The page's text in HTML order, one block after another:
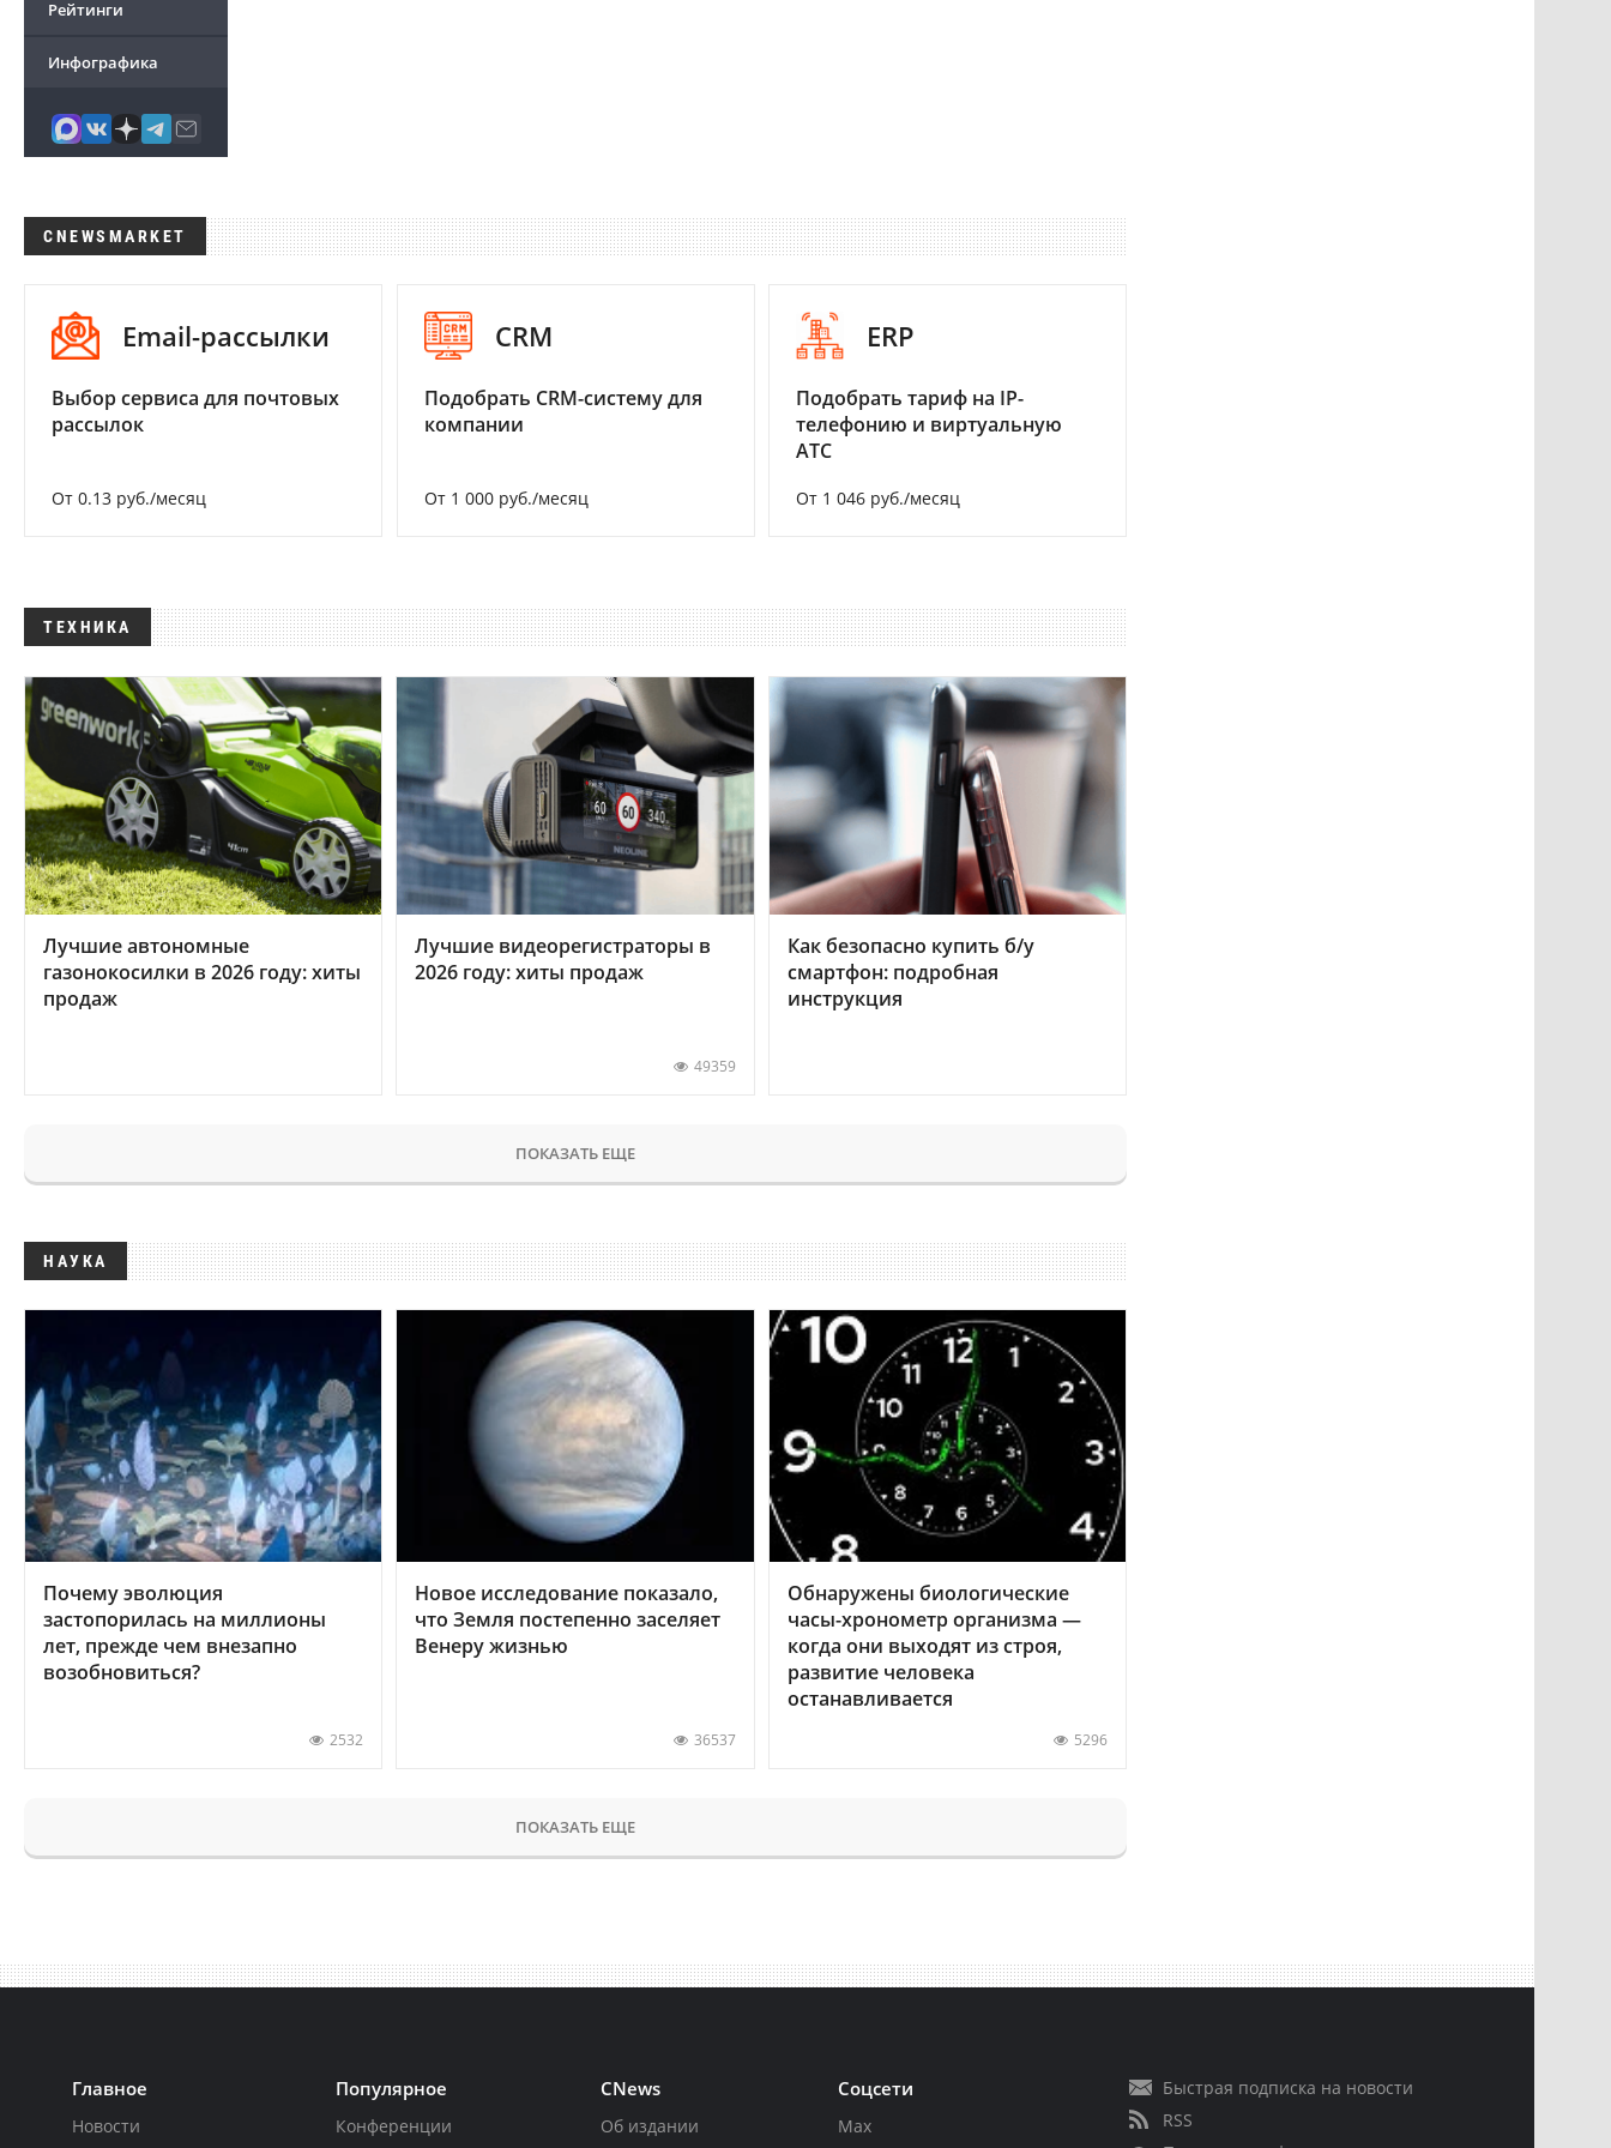
Рейтинги
Инфографика
CNEWSMARKET
Email-рассылки
Выбор сервиса для почтовых
рассылок
От 0.13 руб./месяц
CRM
Подобрать CRM-систему для
компании
От 1 000 руб./месяц
ERP
Подобрать тариф на IP-
телефонию и виртуальную
АТС
От 1 046 руб./месяц
ТЕХНИКА
Лучшие автономные
газонокосилки в 2026 году: хиты
продаж
Лучшие видеорегистраторы в
2026 году: хиты продаж
49359
Как безопасно купить б/у
смартфон: подробная
инструкция
ПОКАЗАТЬ ЕЩЕ
НАУКА
Почему эволюция
застопорилась на миллионы
лет, прежде чем внезапно
возобновиться?
2532
Новое исследование показало,
что Земля постепенно заселяет
Венеру жизнью
36537
Обнаружены биологические
часы-хронометр организма —
когда они выходят из строя,
развитие человека
останавливается
5296
ПОКАЗАТЬ ЕЩЕ
Главное
Новости
Популярное
Конференции
CNews
Об издании
Соцсети
Max
Быстрая подписка на новости
RSS